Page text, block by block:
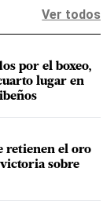
Ver todos
por el boxeo,
lugar en
retienen el oro
sobre